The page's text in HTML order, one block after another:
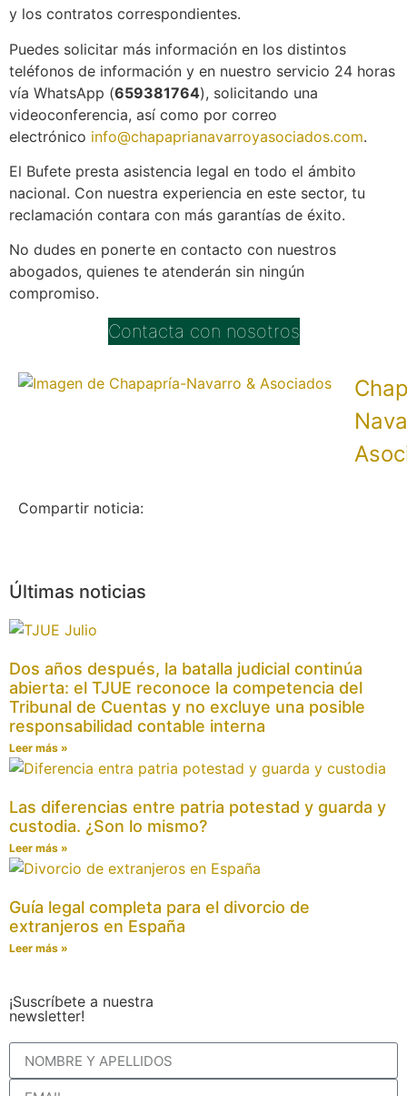
y los contratos correspondientes.
Puedes solicitar más información en los distintos
teléfonos de información y en nuestro servicio 24 horas
vía WhatsApp (659381764), solicitando una
videoconferencia, así como por correo
electrónico info@chapaprianavarroyasociados.com.
El Bufete presta asistencia legal en todo el ámbito
nacional. Con nuestra experiencia en este sector, tu
reclamación contara con más garantías de éxito.
No dudes en ponerte en contacto con nuestros
abogados, quienes te atenderán sin ningún
compromiso.
Contacta con nosotros
Compartir noticia:
Últimas noticias
Dos años después, la batalla judicial continúa
abierta: el TJUE reconoce la competencia del
Tribunal de Cuentas y no excluye una posible
responsabilidad contable interna
Leer más »
Las diferencias entre patria potestad y guarda y
custodia. ¿Son lo mismo?
Leer más »
Guía legal completa para el divorcio de
extranjeros en España
Leer más »
¡Suscríbete a nuestra
newsletter!